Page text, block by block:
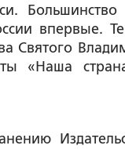
Большинство
впервые.
Святого
«Наша